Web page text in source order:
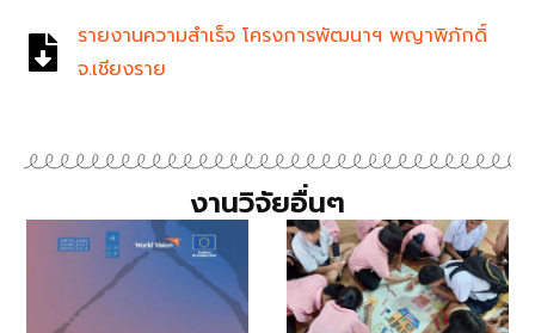
รายงานความสำเร็จ โครงการพัฒนาฯ พญาพิภักดิ์
จ.เชียงราย
งานวิจัยอื่นๆ